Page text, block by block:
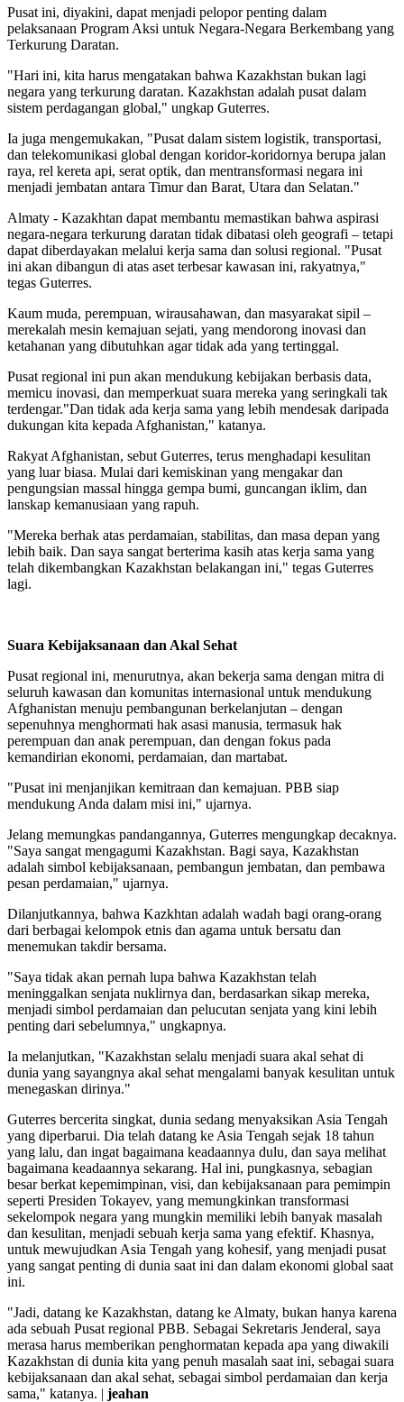
Pusat ini, diyakini, dapat menjadi pelopor penting dalam
pelaksanaan Program Aksi untuk Negara-Negara Berkembang yang
Terkurung Daratan.
"Hari ini, kita harus mengatakan bahwa Kazakhstan bukan lagi
negara yang terkurung daratan. Kazakhstan adalah pusat dalam
sistem perdagangan global," ungkap Guterres.
Ia juga mengemukakan, "Pusat dalam sistem logistik, transportasi,
dan telekomunikasi global dengan koridor-koridornya berupa jalan
raya, rel kereta api, serat optik, dan mentransformasi negara ini
menjadi jembatan antara Timur dan Barat, Utara dan Selatan."
Almaty - Kazakhtan dapat membantu memastikan bahwa aspirasi
negara-negara terkurung daratan tidak dibatasi oleh geografi – tetapi
dapat diberdayakan melalui kerja sama dan solusi regional. "Pusat
ini akan dibangun di atas aset terbesar kawasan ini, rakyatnya,"
tegas Guterres.
Kaum muda, perempuan, wirausahawan, dan masyarakat sipil –
merekalah mesin kemajuan sejati, yang mendorong inovasi dan
ketahanan yang dibutuhkan agar tidak ada yang tertinggal.
Pusat regional ini pun akan mendukung kebijakan berbasis data,
memicu inovasi, dan memperkuat suara mereka yang seringkali tak
terdengar."Dan tidak ada kerja sama yang lebih mendesak daripada
dukungan kita kepada Afghanistan," katanya.
Rakyat Afghanistan, sebut Guterres, terus menghadapi kesulitan
yang luar biasa. Mulai dari kemiskinan yang mengakar dan
pengungsian massal hingga gempa bumi, guncangan iklim, dan
lanskap kemanusiaan yang rapuh.
"Mereka berhak atas perdamaian, stabilitas, dan masa depan yang
lebih baik. Dan saya sangat berterima kasih atas kerja sama yang
telah dikembangkan Kazakhstan belakangan ini," tegas Guterres
lagi.
Suara Kebijaksanaan dan Akal Sehat
Pusat regional ini, menurutnya, akan bekerja sama dengan mitra di
seluruh kawasan dan komunitas internasional untuk mendukung
Afghanistan menuju pembangunan berkelanjutan – dengan
sepenuhnya menghormati hak asasi manusia, termasuk hak
perempuan dan anak perempuan, dan dengan fokus pada
kemandirian ekonomi, perdamaian, dan martabat.
"Pusat ini menjanjikan kemitraan dan kemajuan. PBB siap
mendukung Anda dalam misi ini," ujarnya.
Jelang memungkas pandangannya, Guterres mengungkap decaknya.
"Saya sangat mengagumi Kazakhstan. Bagi saya, Kazakhstan
adalah simbol kebijaksanaan, pembangun jembatan, dan pembawa
pesan perdamaian," ujarnya.
Dilanjutkannya, bahwa Kazkhtan adalah wadah bagi orang-orang
dari berbagai kelompok etnis dan agama untuk bersatu dan
menemukan takdir bersama.
"Saya tidak akan pernah lupa bahwa Kazakhstan telah
meninggalkan senjata nuklirnya dan, berdasarkan sikap mereka,
menjadi simbol perdamaian dan pelucutan senjata yang kini lebih
penting dari sebelumnya," ungkapnya.
Ia melanjutkan, "Kazakhstan selalu menjadi suara akal sehat di
dunia yang sayangnya akal sehat mengalami banyak kesulitan untuk
menegaskan dirinya."
Guterres bercerita singkat, dunia sedang menyaksikan Asia Tengah
yang diperbarui. Dia telah datang ke Asia Tengah sejak 18 tahun
yang lalu, dan ingat bagaimana keadaannya dulu, dan saya melihat
bagaimana keadaannya sekarang. Hal ini, pungkasnya, sebagian
besar berkat kepemimpinan, visi, dan kebijaksanaan para pemimpin
seperti Presiden Tokayev, yang memungkinkan transformasi
sekelompok negara yang mungkin memiliki lebih banyak masalah
dan kesulitan, menjadi sebuah kerja sama yang efektif. Khasnya,
untuk mewujudkan Asia Tengah yang kohesif, yang menjadi pusat
yang sangat penting di dunia saat ini dan dalam ekonomi global saat
ini.
"Jadi, datang ke Kazakhstan, datang ke Almaty, bukan hanya karena
ada sebuah Pusat regional PBB. Sebagai Sekretaris Jenderal, saya
merasa harus memberikan penghormatan kepada apa yang diwakili
Kazakhstan di dunia kita yang penuh masalah saat ini, sebagai suara
kebijaksanaan dan akal sehat, sebagai simbol perdamaian dan kerja
sama," katanya. | jeahan